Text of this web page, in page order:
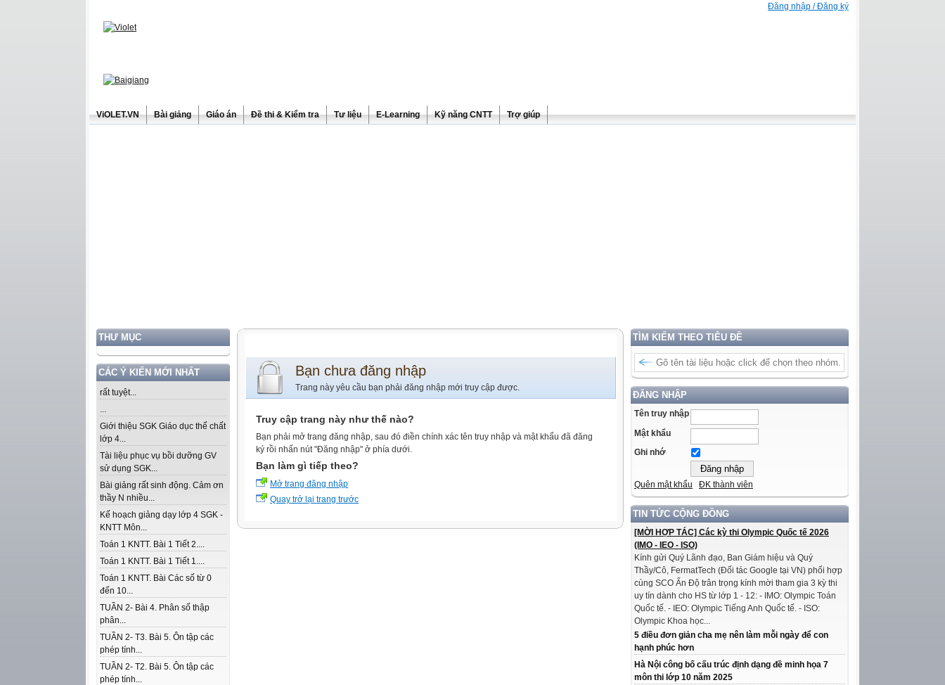
Đăng nhập / Đăng ký
ViOLET.VN Bài giảng Giáo án Đề thi & Kiểm tra Tư liệu E-Learning Kỹ năng CNTT Trợ giúp
THƯ MỤC
CÁC Ý KIẾN MỚI NHẤT
rất tuyệt...
...
Giới thiệu SGK Giáo dục thể chất
lớp 4...
Tài liệu phục vụ bồi dưỡng GV
sử dụng SGK...
Bài giảng rất sinh động. Cảm ơn
thầy N nhiều...
Kế hoạch giảng dạy lớp 4 SGK -
KNTT Môn...
Toán 1 KNTT. Bài 1 Tiết 2....
Toán 1 KNTT. Bài 1 Tiết 1....
Toán 1 KNTT. Bài Các số từ 0
đến 10...
TUẦN 2- Bài 4. Phân số thập
phân...
TUẦN 2- T3. Bài 5. Ôn tập các
phép tính...
TUẦN 2- T2. Bài 5. Ôn tập các
phép tính...
TÌM KIẾM THEO TIÊU ĐỀ
ĐĂNG NHẬP
Tên truy nhập
Mật khẩu
Ghi nhớ
Quên mật khẩu ĐK thành viên
TIN TỨC CỘNG ĐỒNG
[MỜI HỢP TÁC] Các kỳ thi Olympic Quốc tế 2026
(IMO - IEO - ISO)
Kính gửi Quý Lãnh đạo, Ban Giám hiệu và Quý
Thầy/Cô, FermatTech (Đối tác Google tại VN) phối hợp
cùng SCO Ấn Độ trân trọng kính mời tham gia 3 kỳ thi
uy tín dành cho HS từ lớp 1 - 12: - IMO: Olympic Toán
Quốc tế. - IEO: Olympic Tiếng Anh Quốc tế. - ISO:
Olympic Khoa học...
5 điều đơn giản cha mẹ nên làm mỗi ngày để con
hạnh phúc hơn
Hà Nội công bố cấu trúc định dạng đề minh họa 7
môn thi lớp 10 năm 2025
Bạn chưa đăng nhập
Trang này yêu cầu bạn phải đăng nhập mới truy cập được.
Truy cập trang này như thế nào?
Bạn phải mở trang đăng nhập, sau đó điền chính xác tên truy nhập và mật khẩu đã đăng
ký rồi nhấn nút "Đăng nhập" ở phía dưới.
Bạn làm gì tiếp theo?
Mở trang đăng nhập
Quay trở lại trang trước